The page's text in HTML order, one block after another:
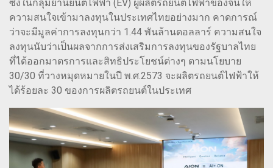
ซึ่งในกลุ่มยานยนต์ไฟฟ้า (EV) ผู้ผลิตรถยนต์ไฟฟ้าของจีนให้
ความสนใจเข้ามาลงทุนในประเทศไทยอย่างมาก คาดการณ์
ว่าจะมีมูลค่าการลงทุนกว่า 1.44 พันล้านดอลลาร์ ความสนใจ
ลงทุนนับว่าเป็นผลจากการส่งเสริมการลงทุนของรัฐบาลไทย
ที่ได้ออกมาตรการและสิทธิประโยชน์ต่างๆ ตามนโยบาย
30/30 ที่วางหมุดหมายในปี พ.ศ.2573 จะผลิตรถยนต์ไฟฟ้าให้
ได้ร้อยละ 30 ของการผลิตรถยนต์ในประเทศ